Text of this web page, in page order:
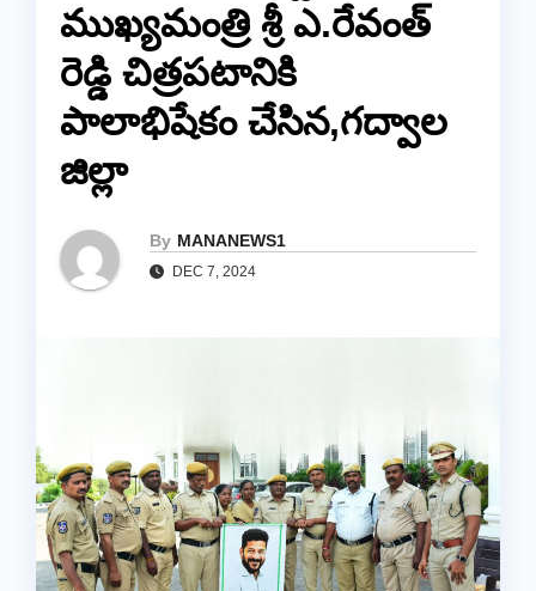
ముఖ్యమంత్రి శ్రీ ఎ.రేవంత్
రెడ్డి చిత్రపటానికి
పాలాభిషేకం చేసిన,గద్వాల
జిల్లా
By MANANEWS1
DEC 7, 2024